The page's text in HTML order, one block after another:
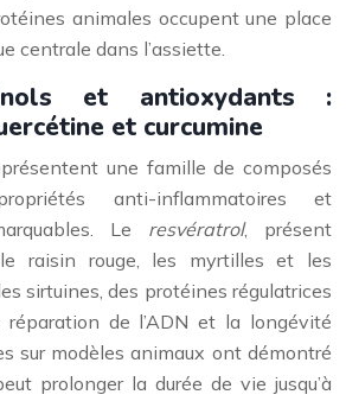
animales occupent une place
centrale dans l’assiette.
et antioxydants :
et curcumine
une famille de composés
anti-inflammatoires et
Le resvératrol, présent
raisin rouge, les myrtilles et les
sirtuines, des protéines régulatrices
réparation de l’ADN et la longévité
sur modèles animaux ont démontré
prolonger la durée de vie jusqu’à